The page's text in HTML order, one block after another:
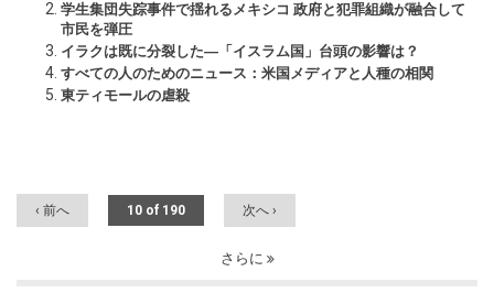
学生集団失踪事件で揺れるメキシコ 政府と犯罪組織が融合して
市民を弾圧
イラクは既に分裂した―「イスラム国」台頭の影響は？
すべての人のためのニュース：米国メディアと人種の相関
東ティモールの虐殺
‹ 前へ 10 of 190 次へ ›
さらに